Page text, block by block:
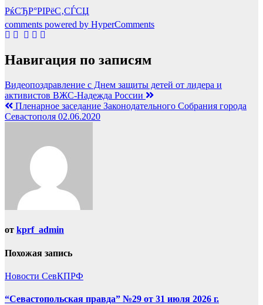
РќСЂР°РІРёС‚СЃСЏ
comments powered by HyperComments
Навигация по записям
Видеопоздравление с Днем защиты детей от лидера и
активистов ВЖС-Надежда России
Пленарное заседание Законодательного Собрания города
Севастополя 02.06.2020
от kprf_admin
Похожая запись
Новости СевКПРФ
“Севастопольская правда” №29 от 31 июля 2026 г.